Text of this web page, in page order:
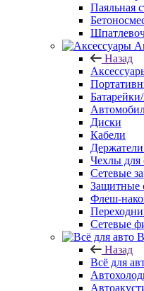
Паяльная
Назад
Диски
Кабели
Чехлы для
Сетевые
Защитные
Флеш-
Сетевые
Назад
Всё для